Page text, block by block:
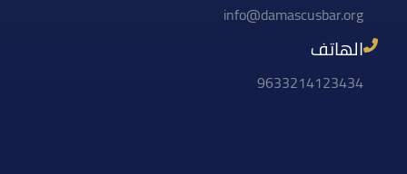
info@damascusbar.org
الهاتف
9633214123434